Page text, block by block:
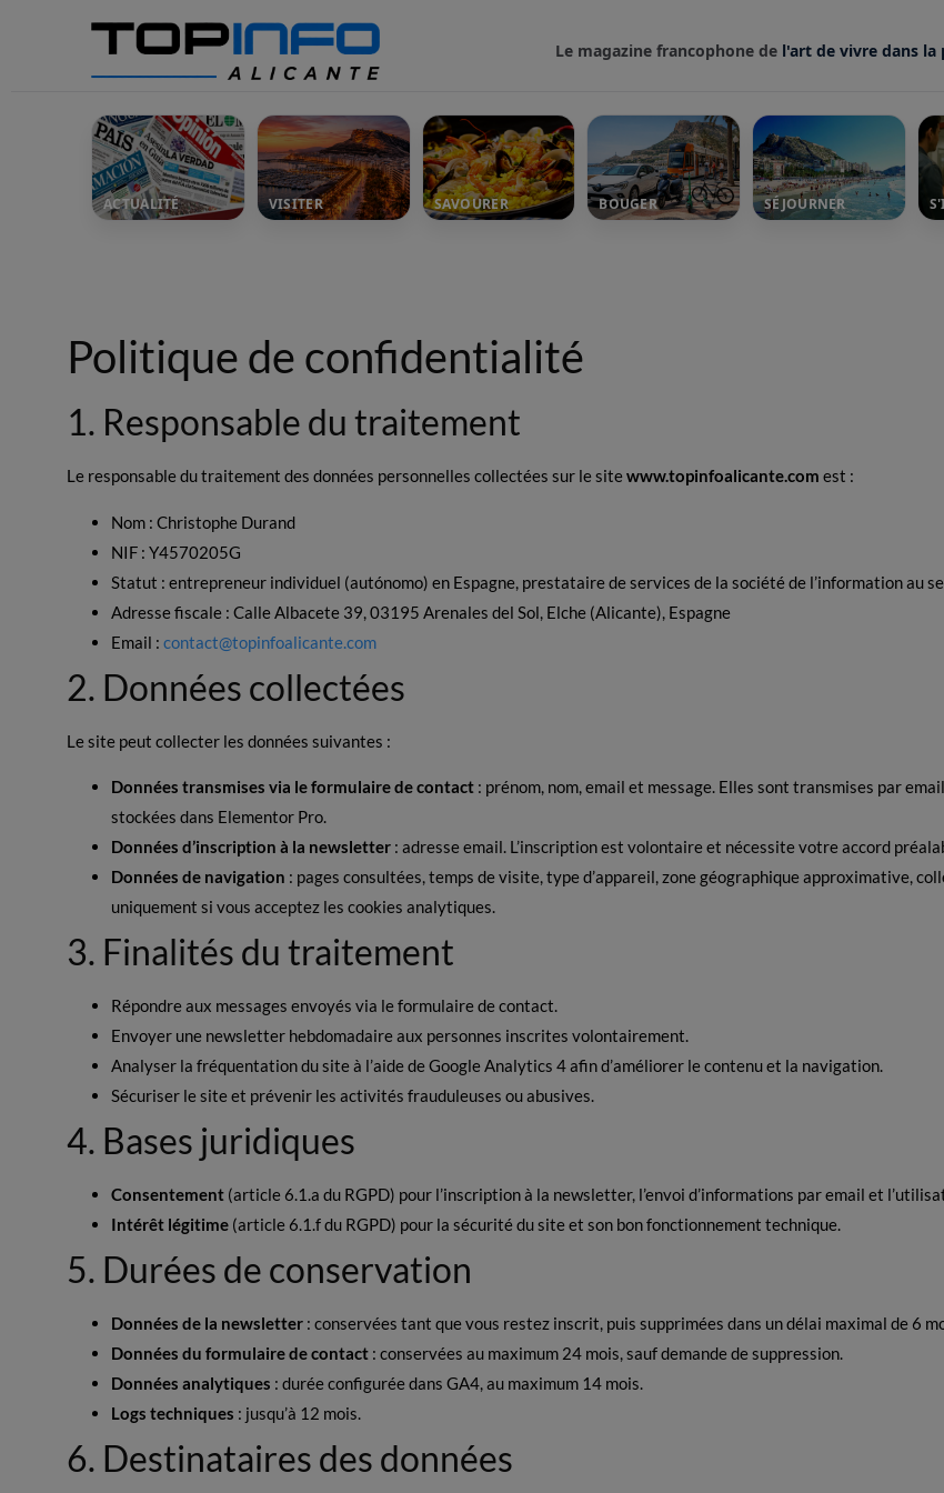
Le magazine francophone de l'art de vivre dans la
ACTUALITÉ VISITER SAVOURER BOUGER SÉJOURNER
Politique de confidentialité
1. Responsable du traitement
Le responsable du traitement des données personnelles collectées sur le sitewww.topinfoalicante.com est :
Nom : Christophe Durand
NIF : Y4570205G
Statut : entrepreneur individuel (autónomo) en Espagne, prestataire de services de la société de l’information au
Adresse fiscale : Calle Albacete 39, 03195 Arenales del Sol, Elche (Alicante), Espagne
Email : contact@topinfoalicante.com
2. Données collectées
Le site peut collecter les données suivantes :
Données transmises via le formulaire de contact : prénom, nom, email et message. Elles sont transmises par
stockées dans Elementor Pro.
Données d’inscription à la newsletter : adresse email. L’inscription est volontaire et nécessite votre accord
Données de navigation : pages consultées, temps de visite, type d’appareil, zone géographique approximative,
uniquement si vous acceptez les cookies analytiques.
3. Finalités du traitement
Répondre aux messages envoyés via le formulaire de contact.
Envoyer une newsletter hebdomadaire aux personnes inscrites volontairement.
Analyser la fréquentation du site à l’aide de Google Analytics 4 afin d’améliorer le contenu et la navigation.
Sécuriser le site et prévenir les activités frauduleuses ou abusives.
4. Bases juridiques
Consentement (article 6.1.a du RGPD) pour l’inscription à la newsletter, l’envoi d’informations par email et
Intérêt légitime (article 6.1.f du RGPD) pour la sécurité du site et son bon fonctionnement technique.
5. Durées de conservation
Données de la newsletter : conservées tant que vous restez inscrit, puis supprimées dans un délai maximal de 6
Données du formulaire de contact : conservées au maximum 24 mois, sauf demande de suppression.
Données analytiques : durée configurée dans GA4, au maximum 14 mois.
Logs techniques : jusqu’à 12 mois.
6. Destinataires des données